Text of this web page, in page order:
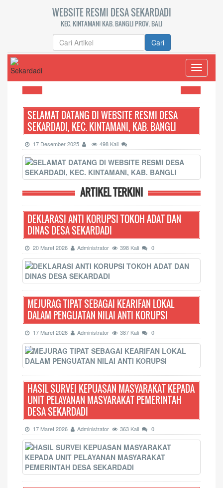
WEBSITE RESMI DESA SEKARDADI
KEC. KINTAMANI KAB. BANGLI PROV. BALI
Cari
Toggle
SELAMAT DATANG DI WEBSITE RESMI DESA
SEKARDADI, KEC. KINTAMANI, KAB. BANGLI
17 Desember 2025 498 Kali
ARTIKEL TERKINI
DEKLARASI ANTI KORUPSI TOKOH ADAT DAN
DINAS DESA SEKARDADI
20 Maret 2026 Administrator 398 Kali 0
MEJURAG TIPAT SEBAGAI KEARIFAN LOKAL
DALAM PENGUATAN NILAI ANTI KORUPSI
17 Maret 2026 Administrator 387 Kali 0
HASIL SURVEI KEPUASAN MASYARAKAT KEPADA
UNIT PELAYANAN MASYARAKAT PEMERINTAH
DESA SEKARDADI
17 Maret 2026 Administrator 363 Kali 0